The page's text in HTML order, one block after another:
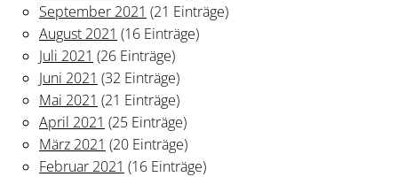
September 2021 (21 Einträge)
August 2021 (16 Einträge)
Juli 2021 (26 Einträge)
Juni 2021 (32 Einträge)
Mai 2021 (21 Einträge)
April 2021 (25 Einträge)
März 2021 (20 Einträge)
Februar 2021 (16 Einträge)